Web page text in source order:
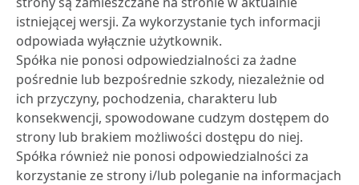
istniejącej wersji. Za wykorzystanie tych informacji
odpowiada wyłącznie użytkownik.
Spółka nie ponosi odpowiedzialności za żadne
pośrednie lub bezpośrednie szkody, niezależnie od
ich przyczyny, pochodzenia, charakteru lub
konsekwencji, spowodowane cudzym dostępem do
strony lub brakiem możliwości dostępu do niej.
Spółka również nie ponosi odpowiedzialności za
korzystanie ze strony i/lub poleganie na informacjach